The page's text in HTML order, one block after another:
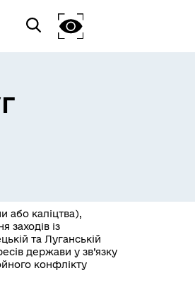
або каліцтва),
заходів із
та Луганській
держави у зв’язку
конфлікту